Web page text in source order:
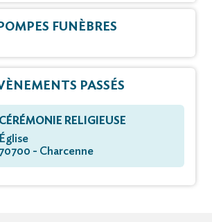
POMPES FUNÈBRES
PASSÉS
CÉRÉMONIE RELIGIEUSE
Église
70700 - Charcenne